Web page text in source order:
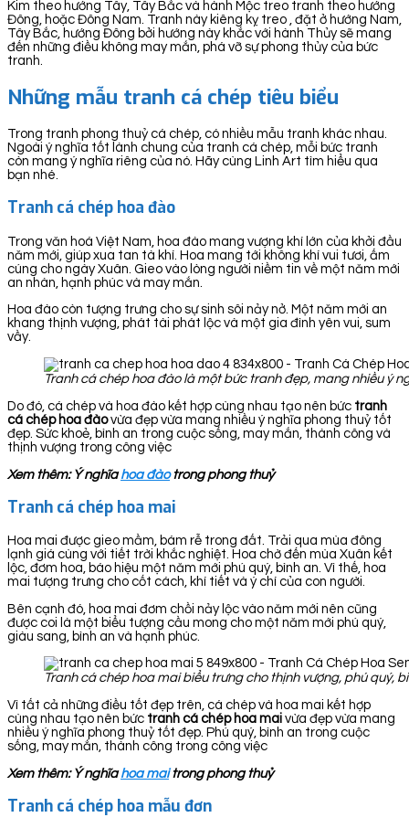
Kim theo hướng Tây, Tây Bắc và hành Mộc treo tranh theo hướng
Đông, hoặc Đông Nam. Tranh này kiêng kỵ treo , đặt ở hướng Nam,
Tây Bắc, hướng Đông bởi hướng này khắc với hành Thủy sẽ mang
đến những điều không may mắn, phá vỡ sự phong thủy của bức
tranh.
Những mẫu tranh cá chép tiêu biểu
Trong tranh phong thuỷ cá chép, có nhiều mẫu tranh khác nhau.
Ngoài ý nghĩa tốt lành chung của tranh cá chép, mỗi bức tranh
còn mang ý nghĩa riêng của nó. Hãy cùng Linh Art tìm hiểu qua
bạn nhé.
Tranh cá chép hoa đào
Trong văn hoá Việt Nam, hoa đào mang vượng khí lớn của khởi đầu
năm mới, giúp xua tan tà khí. Hoa mang tới không khí vui tươi, ấm
cúng cho ngày Xuân. Gieo vào lòng người niềm tin về một năm mới
an nhàn, hạnh phúc và may mắn.
Hoa đào còn tượng trưng cho sự sinh sôi nảy nở. Một năm mới an
khang thịnh vượng, phát tài phát lộc và một gia đình yên vui, sum
vầy.
Tranh cá chép hoa đào là một bức tranh đẹp, mang nhiều ý
Do đó, cá chép và hoa đào kết hợp cùng nhau tạo nên bức tranh
cá chép hoa đàovừa đẹp vừa mang nhiều ý nghĩa phong thuỷ tốt
đẹp. Sức khoẻ, bình an trong cuộc sống, may mắn, thành công và
thịnh vượng trong công việc
Xem thêm: Ý nghĩahoa đàotrong phong thuỷ
Tranh cá chép hoa mai
Hoa mai được gieo mầm, bám rễ trong đất. Trải qua mùa đông
lạnh giá cùng với tiết trời khắc nghiệt. Hoa chờ đến mùa Xuân kết
lộc, đơm hoa, báo hiệu một năm mới phú quý, bình an. Vì thế, hoa
mai tượng trưng cho cốt cách, khí tiết và ý chí của con người.
Bên cạnh đó, hoa mai đơm chồi nảy lộc vào năm mới nên cũng
được coi là một biểu tượng cầu mong cho một năm mới phú quý,
giàu sang, bình an và hạnh phúc.
Tranh cá chép hoa mai biểu trưng cho thịnh vượng, phú quý,
Vì tất cả những điều tốt đẹp trên, cá chép và hoa mai kết hợp
cùng nhau tạo nên bức tranh cá chép hoa mai vừa đẹp vừa mang
nhiều ý nghĩa phong thuỷ tốt đẹp. Phú quý, bình an trong cuộc
sống, may mắn, thành công trong công việc
Xem thêm: Ý nghĩahoa maitrong phong thuỷ
Tranh cá chép hoa mẫu đơn